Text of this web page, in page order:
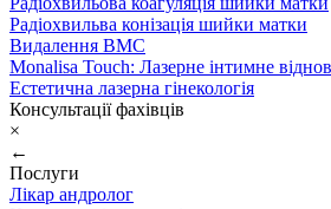
Радіохвильва конізація шийки матки
Видалення ВМС
Monalisa Touch: Лазерне інтимне
Естетична лазерна гінекологія
Консультації фахівців
×
←
Послуги
Лікар андролог